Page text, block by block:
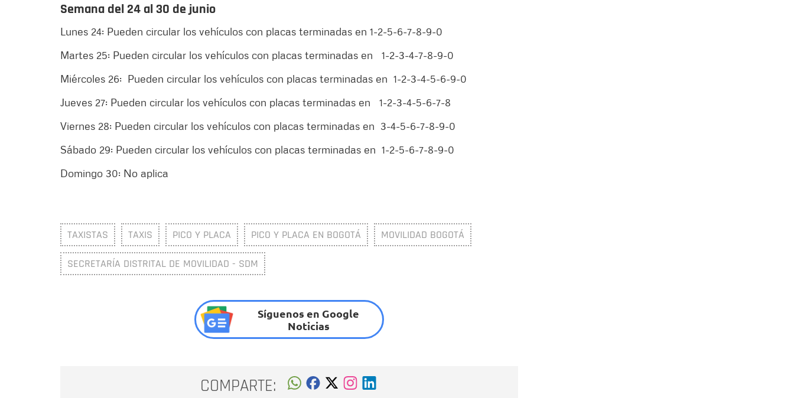
Semana del 24 al 30 de junio
Lunes 24: Pueden circular los vehículos con placas terminadas en 1-2-5-6-7-8-9-0
Martes 25: Pueden circular los vehículos con placas terminadas en 1-2-3-4-7-8-9-0
Miércoles 26: Pueden circular los vehículos con placas terminadas en 1-2-3-4-5-6-9-0
Jueves 27: Pueden circular los vehículos con placas terminadas en 1-2-3-4-5-6-7-8
Viernes 28: Pueden circular los vehículos con placas terminadas en 3-4-5-6-7-8-9-0
Sábado 29: Pueden circular los vehículos con placas terminadas en 1-2-5-6-7-8-9-0
Domingo 30: No aplica
TAXISTAS TAXIS PICO Y PLACA PICO Y PLACA EN BOGOTÁ MOVILIDAD BOGOTÁ
SECRETARÍA DISTRITAL DE MOVILIDAD - SDM
Síguenos en Google
Noticias
COMPARTE: